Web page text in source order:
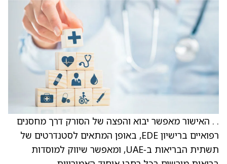
. . האישור מאפשר יבוא והפצה של הסורק דרך מחסנים
רפואיים ברישיון EDE, באופן המתאים לסטנדרטים של
תשתית הבריאות ב‑UAE, ומאפשר שיווק למוסדות